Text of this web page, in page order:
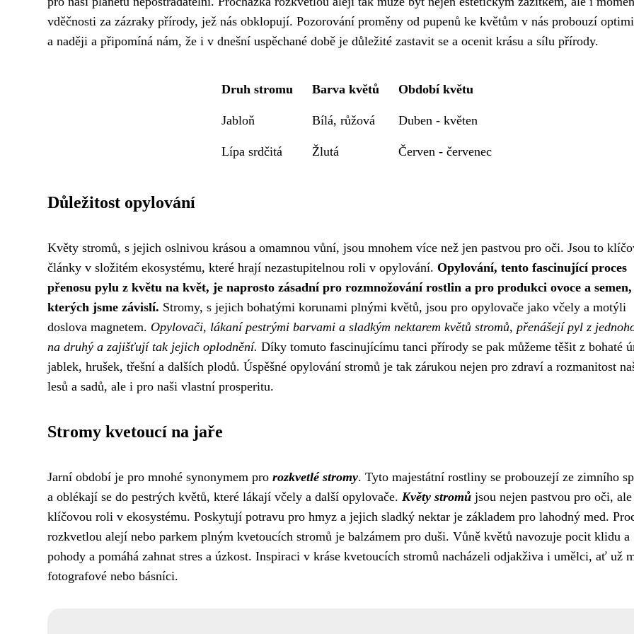
vděčnosti za zázraky přírody, jež nás obklopují. Pozorování proměny od pupenů ke květům v nás probouzí
a naději a připomíná nám, že i v dnešní uspěchané době je důležité zastavit se a ocenit krásu a sílu přírody.
Druh stromu Barva květů Období květu
Jabloň Bílá, růžová Duben - květen
Lípa srdčitá Žlutá Červen - červenec
Důležitost opylování
Květy stromů, s jejich oslnivou krásou a omamnou vůní, jsou mnohem více než jen pastvou pro oči. Jsou to
články v složitém ekosystému, které hrají nezastupitelnou roli v opylování. Opylování, tento fascinující proces
přenosu pylu z květu na květ, je naprosto zásadní pro rozmnožování rostlin a pro produkci ovoce a semen,
kterých jsme závislí. Stromy, s jejich bohatými korunami plnými květů, jsou pro opylovače jako včely a motýli
doslova magnetem. Opylovači, lákaní pestrými barvami a sladkým nektarem květů stromů, přenášejí pyl z
na druhý a zajišťují tak jejich oplodnění. Díky tomuto fascinujícímu tanci přírody se pak můžeme těšit z bohaté
jablek, hrušek, třešní a dalších plodů. Úspěšné opylování stromů je tak zárukou nejen pro zdraví a rozmanitost
lesů a sadů, ale i pro naši vlastní prosperitu.
Stromy kvetoucí na jaře
Jarní období je pro mnohé synonymem pro rozkvetlé stromy. Tyto majestátní rostliny se probouzejí ze zimního
a oblékají se do pestrých květů, které lákají včely a další opylovače. Květy stromů jsou nejen pastvou pro oči,
klíčovou roli v ekosystému. Poskytují potravu pro hmyz a jejich sladký nektar je základem pro lahodný med.
rozkvetlou alejí nebo parkem plným kvetoucích stromů je balzámem pro duši. Vůně květů navozuje pocit klidu a
pohody a pomáhá zahnat stres a úzkost. Inspiraci v kráse kvetoucích stromů nacházeli odjakživa i umělci, ať už
fotografové nebo básníci.